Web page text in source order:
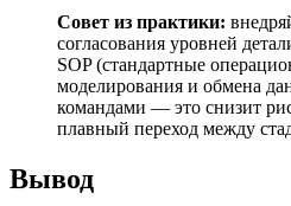
Совет из практики:
согласования уровней
SOP (стандартные
моделирования и обмена
командами — это снизит
плавный переход между
Вывод